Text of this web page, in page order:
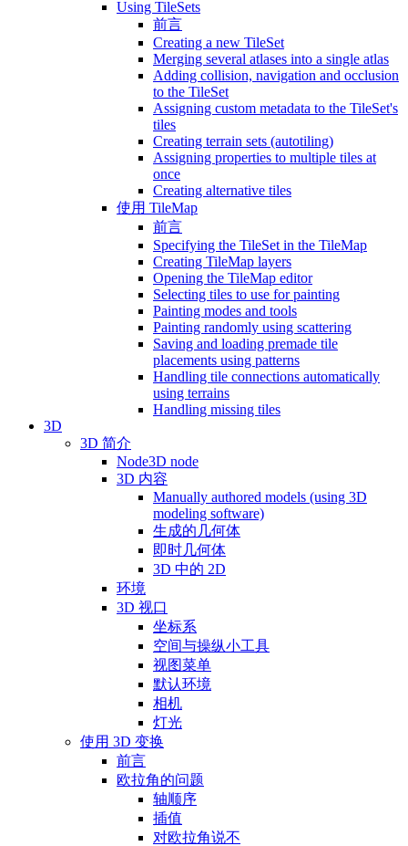
Using TileSets
前言
Creating a new TileSet
Merging several atlases into a single atlas
Adding collision, navigation and occlusion
to the TileSet
Assigning custom metadata to the TileSet's
tiles
Creating terrain sets (autotiling)
Assigning properties to multiple tiles at
once
Creating alternative tiles
使用 TileMap
前言
Specifying the TileSet in the TileMap
Creating TileMap layers
Opening the TileMap editor
Selecting tiles to use for painting
Painting modes and tools
Painting randomly using scattering
Saving and loading premade tile
placements using patterns
Handling tile connections automatically
using terrains
Handling missing tiles
3D
3D 简介
Node3D node
3D 内容
Manually authored models (using 3D
modeling software)
生成的几何体
即时几何体
3D 中的 2D
环境
3D 视口
坐标系
空间与操纵小工具
视图菜单
默认环境
相机
灯光
使用 3D 变换
前言
欧拉角的问题
轴顺序
插值
对欧拉角说不